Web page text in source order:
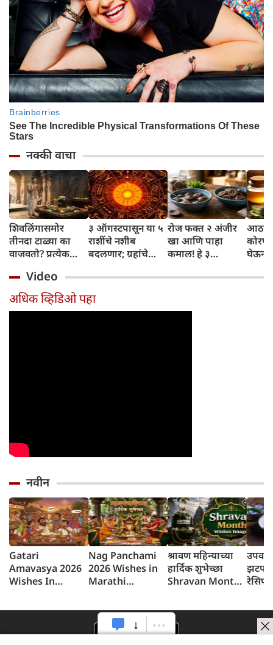
नक्की वाचा
शिवलिंगासमोर
तीनदा टाळ्या का
वाजवतो? प्रत्येक
जाणून घ्या
३ ऑगस्टपासून या ५
राशींचे नशीब
बदलणार; ग्रहांचे
संपतील आणि शुभ
दिवसांची सुरुवात
होईल
रोज फक्त २ अंजीर
खा आणि पाहा
कमाल! हे ३
तुम्हाला ठाऊक
घेऊन
Video
अधिक व्हिडिओ पहा
नवीन
Gatari
Amavasya 2026
Wishes In
Nag Panchami
2026 Wishes in
Marathi
श्रावण महिन्याच्या
हार्दिक शुभेच्छा
Shravan Month
झटपट